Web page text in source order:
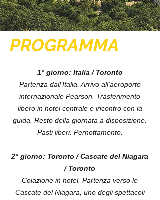
PROGRAMMA
1° giorno: Italia / Toronto
Partenza dall’Italia. Arrivo all’aeroporto
internazionale Pearson. Trasferimento
libero in hotel centrale e incontro con la
guida. Resto della giornata a disposizione.
Pasti liberi. Pernottamento.
2° giorno: Toronto / Cascate del Niagara
/ Toronto
Colazione in hotel. Partenza verso le
Cascate del Niagara, uno degli spettacoli